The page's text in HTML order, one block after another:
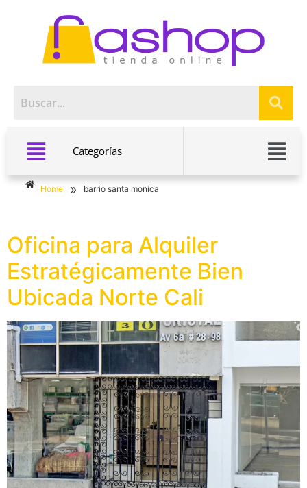
Categorías
Home » barrio santa monica
Oficina para Alquiler
Estratégicamente Bien
Ubicada Norte Cali